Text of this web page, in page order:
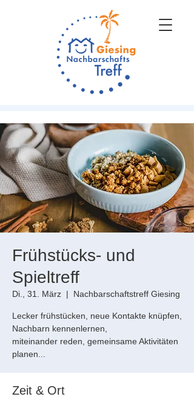
Frühstücks- und
Spieltreff
Di., 31. März
  |
Nachbarschaftstreff Giesing
Lecker frühstücken, neue Kontakte knüpfen,
Nachbarn kennenlernen,
miteinander reden, gemeinsame Aktivitäten
planen...
Zeit & Ort